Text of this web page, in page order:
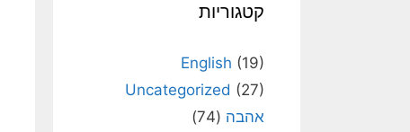
קטגוריות
English (19)
Uncategorized (27)
אהבה (74)